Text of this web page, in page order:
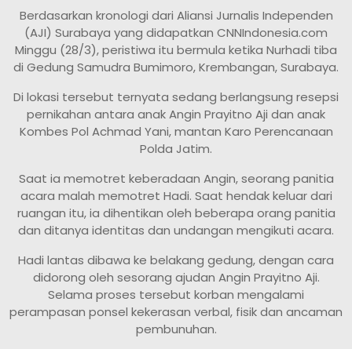
Berdasarkan kronologi dari Aliansi Jurnalis Independen
(AJI) Surabaya yang didapatkan CNNIndonesia.com
Minggu (28/3), peristiwa itu bermula ketika Nurhadi tiba
di Gedung Samudra Bumimoro, Krembangan, Surabaya.
Di lokasi tersebut ternyata sedang berlangsung resepsi
pernikahan antara anak Angin Prayitno Aji dan anak
Kombes Pol Achmad Yani, mantan Karo Perencanaan
Polda Jatim.
Saat ia memotret keberadaan Angin, seorang panitia
acara malah memotret Hadi. Saat hendak keluar dari
ruangan itu, ia dihentikan oleh beberapa orang panitia
dan ditanya identitas dan undangan mengikuti acara.
Hadi lantas dibawa ke belakang gedung, dengan cara
didorong oleh sesorang ajudan Angin Prayitno Aji.
Selama proses tersebut korban mengalami
perampasan ponsel kekerasan verbal, fisik dan ancaman
pembunuhan.